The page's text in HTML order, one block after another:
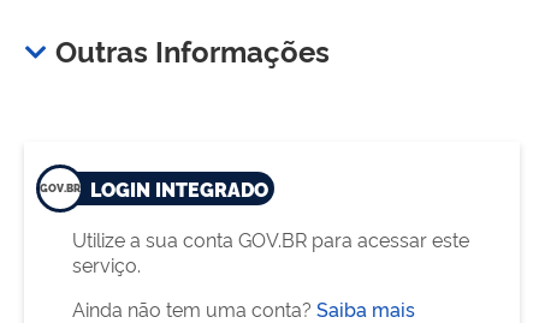
Outras Informações
LOGIN INTEGRADO
Utilize a sua conta GOV.BR para acessar este
serviço.
Ainda não tem uma conta? Saiba mais